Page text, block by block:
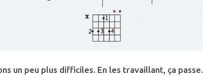
un peu plus difficiles. En les travaillant, ça passe.